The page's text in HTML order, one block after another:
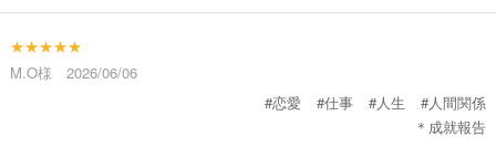
★★★★★
M.O様 2026/06/06
#恋愛
#仕事 #人生
#人間関係
＊成就報告